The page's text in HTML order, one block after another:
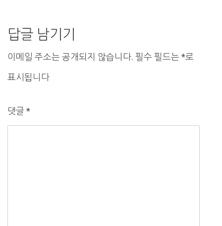
이
션
답글 남기기
이메일 주소는 공개되지 않습니다. 필수 필드는 *로
표시됩니다
댓글 *